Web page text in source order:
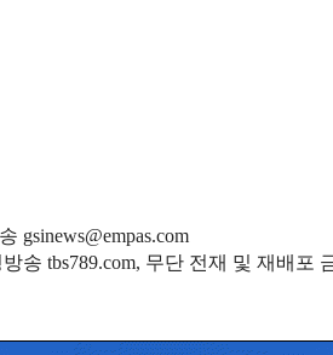
gsinews@empas.com
송 tbs789.com, 무단 전재 및 재배포